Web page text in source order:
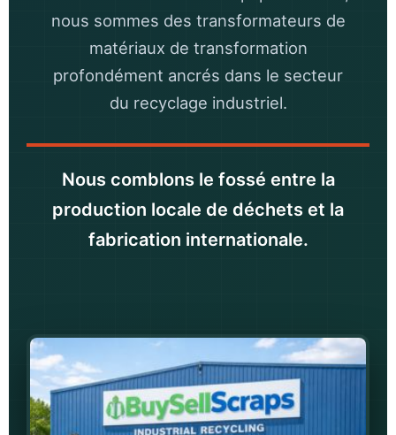
nous sommes des transformateurs de
matériaux de transformation
profondément ancrés dans le secteur
du recyclage industriel.
Nous comblons le fossé entre la
production locale de déchets et la
fabrication internationale.